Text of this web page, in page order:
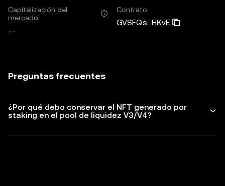
Capitalización del
mercado
--
Contrato
GVSFQs...HKvE
Preguntas frecuentes
¿Por qué debo conservar el NFT generado por
staking en el pool de liquidez V3/V4?